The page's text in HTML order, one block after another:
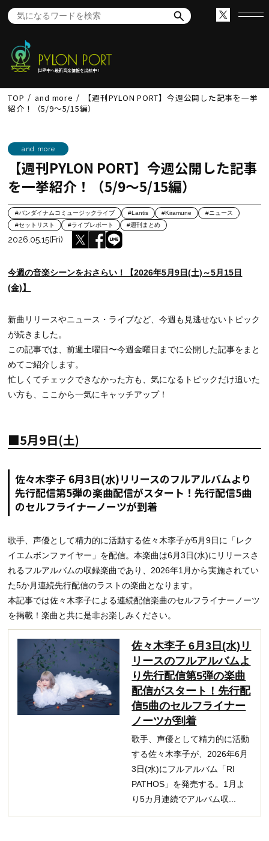
世界中へ最新音楽情報を出航中！
TOP and more
【週刊PYLON PORT】今週公開した記事を一挙
紹介！（5/9〜5/15編）
and more
【週刊PYLON PORT】今週公開した記事
を一挙紹介！（5/9〜5/15編）
#バンダイナムコミュージックライブ #Lantis #Kiramune
#ニュース
#セットリスト
#ライブレポート #週刊まとめ
2026.05.15(Fri)
今週の音楽シーンをおさらい！【2026年5月9日(土)～5月15日
(金)】
新曲リリースやニュース・ライブなど、今週も見逃せないトピック
が続きました。
この記事では、前週土曜日〜今週金曜日までに公開した記事をまと
めてご紹介します。
忙しくてチェックできなかった方も、気になるトピックだけ追いた
い方も、ここから一気にキャッチアップ！
■5月9日(土)
佐々木李子 6月3日(水)リリースのフルアルバムより
先行配信第5弾の楽曲配信がスタート！先行配信5曲
のセルフライナーノーツが到着
歌手、声優として精力的に活動する佐々木李子が5月9日に「レク
イエムボンファイヤー」を配信。本楽曲は6月3日(水)にリリースさ
れるフルアルバムの収録楽曲であり、2026年1月から実施されてい
た5か月連続先行配信のラストの楽曲となります。
本記事では佐々木李子による連続配信楽曲のセルフライナーノーツ
を掲載！楽曲と共に是非お楽しみください。
佐々木李子 6月3日(水)リ
リースのフルアルバムよ
り先行配信第5弾の楽曲
配信がスタート！先行配
信5曲のセルフライナー
ノーツが到着
歌手、声優として精力的に活動
する佐々木李子が、2026年6月
3日(水)にフルアルバム「RI
PATHOS」を発売する。1月よ
り5カ月連続でアルバム収...